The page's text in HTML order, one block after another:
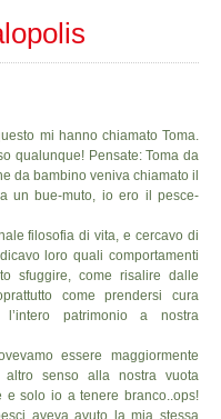
mi hanno chiamato Toma.
qualunque! Pensate: Toma da
da bambino veniva chiamato il
un bue-muto, io ero il pesce-
filosofia di vita, e cercavo di
loro quali comportamenti
sfuggire, come risalire dalle
come prendersi cura
l’intero patrimonio a nostra
essere maggiormente
senso alla nostra vuota
e solo io a tenere branco..ops!
aveva avuto la mia stessa